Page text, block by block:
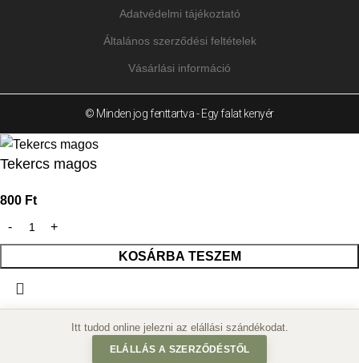
Adatvédelmi tájékoztató
Általános szerződési feltételek
Vásárlási információ
© Minden jog fenttartva - Egy falat kenyér
Tekercs magos
800 Ft
KOSÁRBA TESZEM
ELÁLLÁS A SZERZŐDÉSTŐL